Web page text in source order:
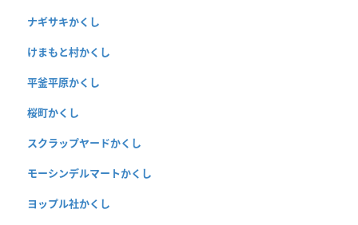
ナギサキかくし
けまもと村かくし
平釜平原かくし
桜町かくし
スクラップヤードかくし
モーシンデルマートかくし
ヨップル社かくし